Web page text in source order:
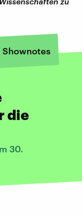
Shownotes
die
30.